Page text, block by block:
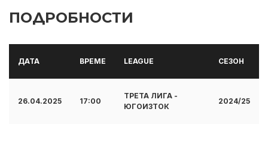
ПОДРОБНОСТИ
ДАТА ВРЕМЕ LEAGUE СЕЗОН
26.04.2025 17:00
ТРЕТА ЛИГА -
ЮГОИЗТОК
2024/25